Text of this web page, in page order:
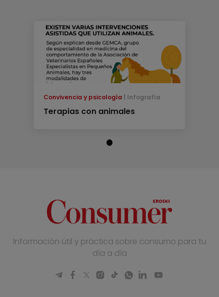
Convivencia y psicología Infografía
Terapias con animales
Información útil y práctica sobre consumo para tu
día a día